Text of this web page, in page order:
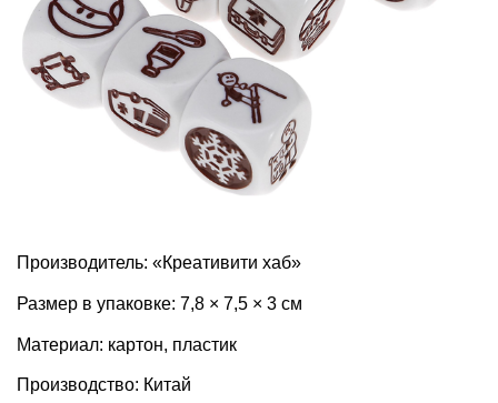
Производитель: «Креативити хаб»
Размер в упаковке: 7,8 × 7,5 × 3 см
Материал: картон, пластик
Производство: Китай